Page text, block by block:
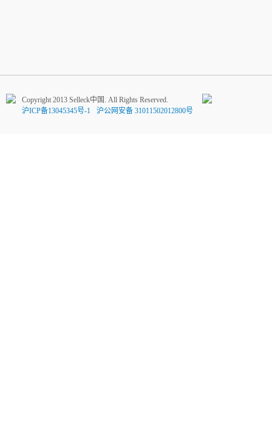
Copyright 2013 Selleck中国. All Rights Reserved.
沪ICP备13045345号-1
沪公网安备 31011502012800号